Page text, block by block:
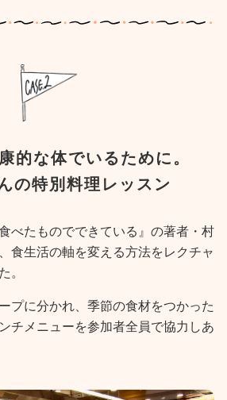
的な体でいるために。
の特別料理レッスン
べたものでできている』の著者・村
食生活の軸を変える方法をレクチャ
。
プに分かれ、季節の食材をつかった
チメニューを参加者全員で協力しあ